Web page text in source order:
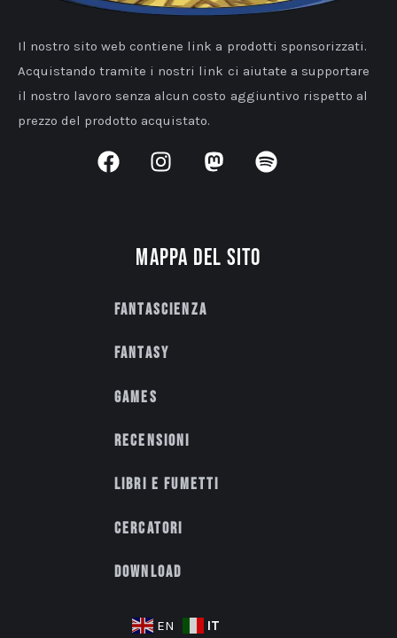
Il nostro sito web contiene link a prodotti sponsorizzati.
Acquistando tramite i nostri link ci aiutate a supportare
il nostro lavoro senza alcun costo aggiuntivo rispetto al
prezzo del prodotto acquistato.
Mappa del sito
Fantascienza
Fantasy
Games
Recensioni
Libri e fumetti
Cercatori
Download
EN IT